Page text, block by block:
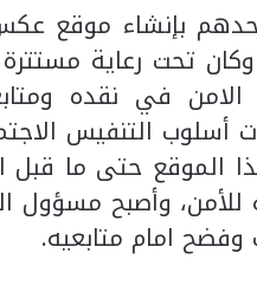
بإنشاء موقع عكس
تحت رعاية
الامن في نقده
أسلوب التنفيس
الموقع حتى ما قبل
وأصبح مسؤول
امام متابعيه.